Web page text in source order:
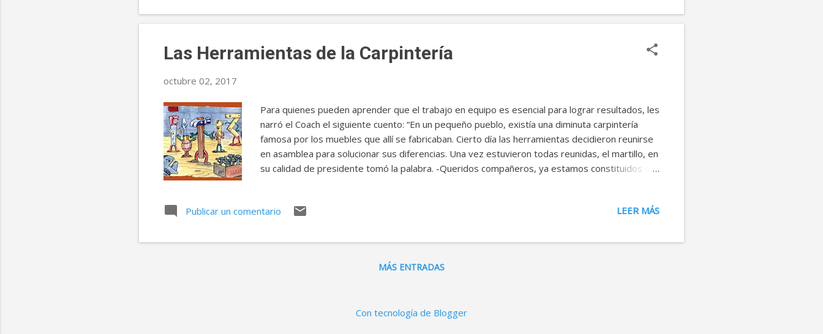
dijeron: “Este es nada menos que el heredero. Vamos a matarlo para quedarnos con la
herencia”. Y lo sacaron de la viña y lo mataron. ¿Qué creen q...
Las Herramientas de la Carpintería
octubre 02, 2017
Para quienes pueden aprender que el trabajo en equipo es esencial para lograr resultados, les
narró el Coach el siguiente cuento: “En un pequeño pueblo, existía una diminuta carpintería
famosa por los muebles que allí se fabricaban. Cierto día las herramientas decidieron reunirse
en asamblea para solucionar sus diferencias. Una vez estuvieron todas reunidas, el martillo, en
su calidad de presidente tomó la palabra. -Queridos compañeros, ya estamos constituidos en
que las demás afirmaban con sus gestos. -Además -agregó otra herramienta-, te pasas el día
queréis. ¿Quién se propone como presidente?. -Yo, se autoproclamó el tornillo -De eso nada -
Publicar un comentario LEER MÁS
MÁS ENTRADAS
Con tecnología de Blogger